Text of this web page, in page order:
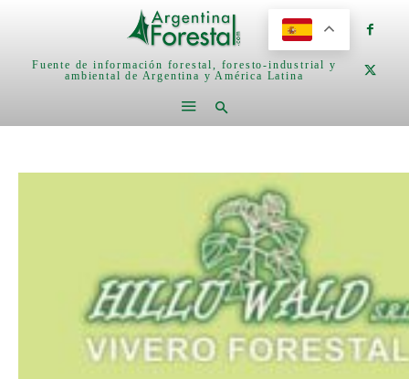
Fuente de información forestal, foresto-industrial y
ambiental de Argentina y América Latina